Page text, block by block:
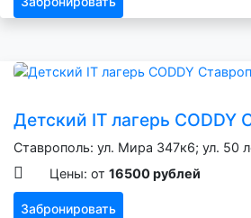
Детский IT лагерь CODDY
Ставрополь: ул. Мира 347к6; ул. 50
Цены: от 16500 рублей
Забронировать